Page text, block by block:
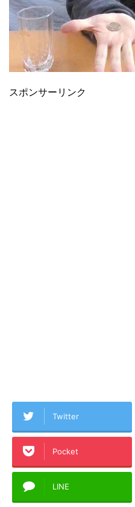
スポンサーリンク
Twitter
Pocket
LINE